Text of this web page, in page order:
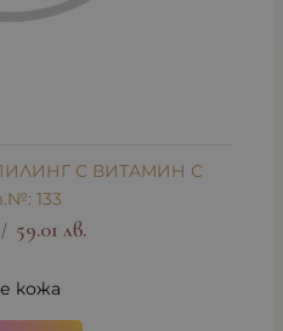
С ВИТАМИН С
133
/ 59.01 лв.
кожа